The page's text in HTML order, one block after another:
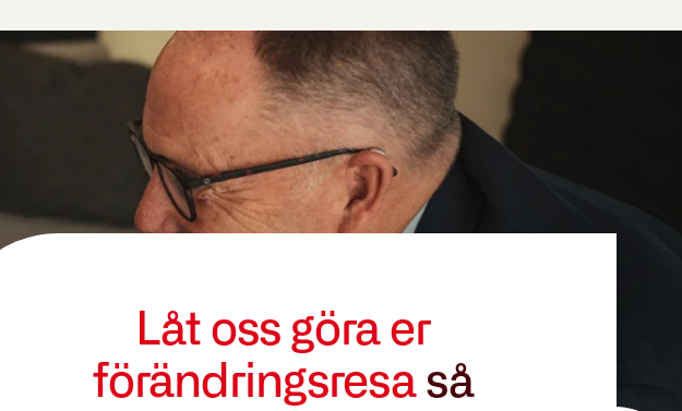
Låt oss göra er
förändringsresa så